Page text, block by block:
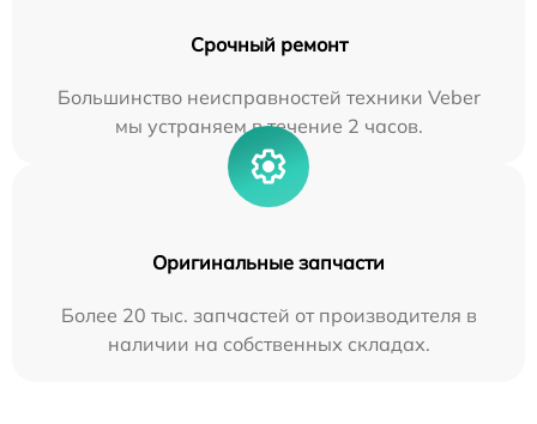
Срочный ремонт
Большинство неисправностей техники Veber
мы устраняем в течение 2 часов.
Оригинальные запчасти
Более 20 тыс. запчастей от производителя в
наличии на собственных складах.